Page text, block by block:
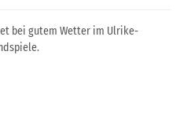
bei gutem Wetter im Ulrike-